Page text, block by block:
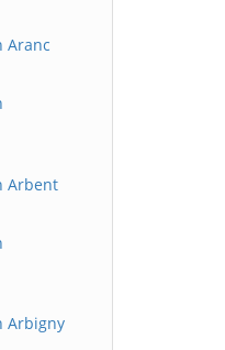
Aranc
Arbent
Arbigny